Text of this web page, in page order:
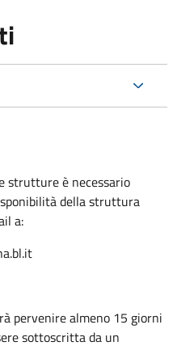
strutture è necessario
della struttura
a:
pervenire almeno 15 giorni
sottoscritta da un